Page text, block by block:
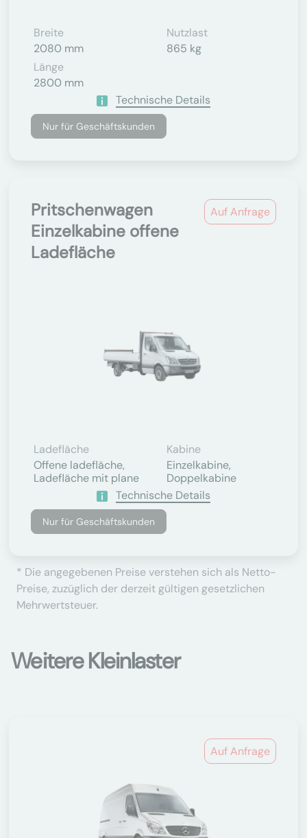
Breite
2080 mm
Nutzlast
865 kg
Länge
2800 mm
Technische Details
Nur für Geschäftskunden
Auf Anfrage
Pritschenwagen
Einzelkabine offene
Ladefläche
Ladefläche
Offene ladefläche,
Ladefläche mit plane
Kabine
Einzelkabine,
Doppelkabine
Technische Details
Nur für Geschäftskunden
* Die angegebenen Preise verstehen sich als Netto-
Preise, zuzüglich der derzeit gültigen gesetzlichen
Mehrwertsteuer.
Weitere Kleinlaster
Auf Anfrage